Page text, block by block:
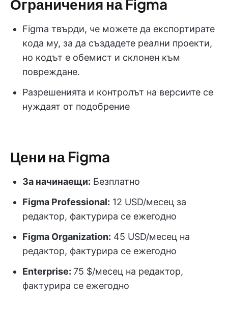
Ограничения на Figma
Figma твърди, че можете да експортирате
кода му, за да създадете реални проекти,
но кодът е обемист и склонен към
повреждане.
Разрешенията и контролът на версиите се
нуждаят от подобрение
Цени на Figma
За начинаещи: Безплатно
Figma Professional: 12 USD/месец за
редактор, фактурира се ежегодно
Figma Organization: 45 USD/месец на
редактор, фактурира се ежегодно
Enterprise: 75 $/месец на редактор,
фактурира се ежегодно